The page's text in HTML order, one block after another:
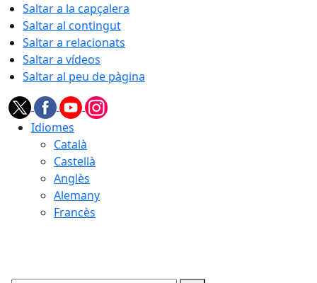
Saltar a la capçalera
Saltar al contingut
Saltar a relacionats
Saltar a vídeos
Saltar al peu de pàgina
Idiomes
Català
Castellà
Anglès
Alemany
Francès